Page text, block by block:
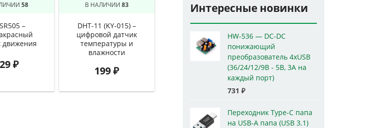
58
–
движения
₽
В НАЛИЧИИ 83
DHT-11 (KY-015) –
цифровой датчик
температуры и
влажности
199₽
Интересные новинки
HW-536 — DC-DC
понижающий
преобразователь 4xUSB
(36/24/12/9В - 5В, 3А на
каждый порт)
731 ₽
Переходник Type-C папа
на USB-A папа (USB 3.1)